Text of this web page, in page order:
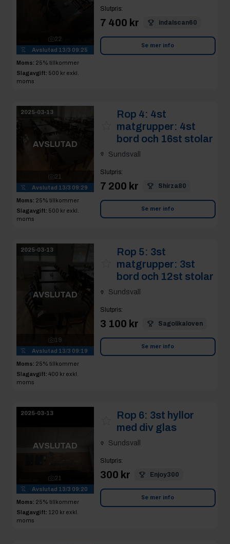
22
Avslutad 13/3 09:25
Moms: 25% tillkommer
Slagavgift: 500 kr exkl.
moms
Slutpris:
7 400 kr indalscan60
Se mer info
2025-03-13
AVSLUTAD
21
Avslutad 13/3 09:29
Moms: 25% tillkommer
Slagavgift: 500 kr exkl.
moms
Rop 4: 4st
matgrupper: 4st
bord och 16st stolar
Sundsvall
Slutpris:
7 200 kr Shirza80
Se mer info
2025-03-13
AVSLUTAD
19
Avslutad 13/3 09:19
Moms: 25% tillkommer
Slagavgift: 400 kr exkl.
moms
Rop 5: 3st
matgrupper: 3st
bord och 12st stolar
Sundsvall
Slutpris:
3 100 kr Sagolikaloven
Se mer info
2025-03-13
AVSLUTAD
21
Avslutad 13/3 09:20
Moms: 25% tillkommer
Slagavgift: 120 kr exkl.
moms
Rop 6: 3st hyllor
med div glas
Sundsvall
Slutpris:
300 kr Enjoy300
Se mer info